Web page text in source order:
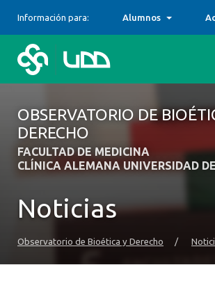
OBSERVATORIO DE
DERECHO
FACULTAD DE MEDICINA
CLÍNICA ALEMANA UNIVERSIDAD
Información para: Alumnos
Noticias
Observatorio de Bioética y Derecho /